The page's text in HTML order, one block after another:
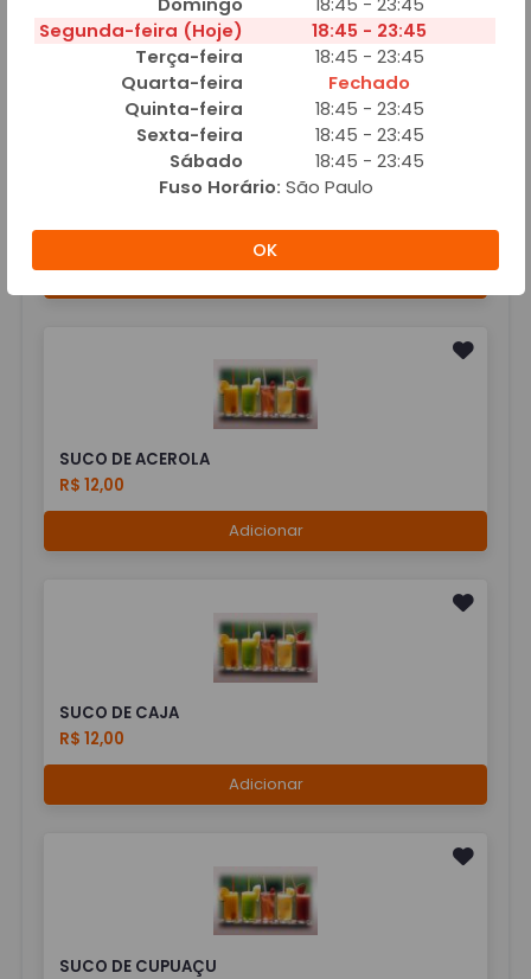
SUCOS
R$ 20,00
Adicionar
SUCO DE ACEROLA
R$ 12,00
Adicionar
SUCO DE CAJA
R$ 12,00
Adicionar
SUCO DE CUPUAÇU
Segunda-feira (Hoje)
18:45 - 23:45
Terça-feira
18:45 - 23:45
Quarta-feira
Fechado
Quinta-feira
18:45 - 23:45
Sexta-feira
18:45 - 23:45
Sábado
18:45 - 23:45
Fuso Horário: São Paulo
OK